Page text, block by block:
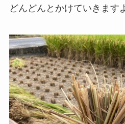
どんどんとかけていきます